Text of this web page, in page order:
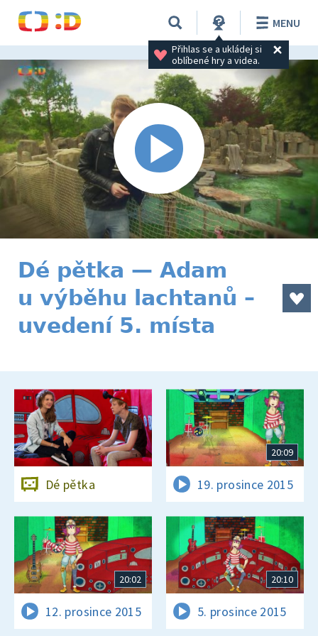
Přihlas se a ukládej si
oblíbené hry a videa.
MENU
Dé pětka — Adam
u výběhu lachtanů –
uvedení 5. místa
Dé pětka
20:09
19. prosince 2015
20:02
12. prosince 2015
20:10
5. prosince 2015